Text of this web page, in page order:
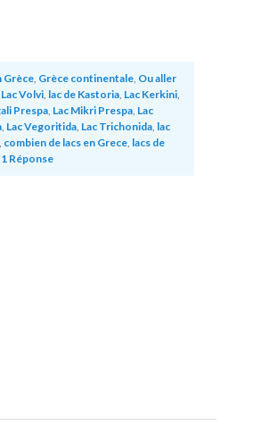
Grèce, Grèce continentale, Ou aller
Lac Volvi, lac de Kastoria, Lac Kerkini,
Prespa, Lac Mikri Prespa, Lac
, Lac Vegoritida, Lac Trichonida, lac
combien de lacs en Grece, lacs de
1Réponse